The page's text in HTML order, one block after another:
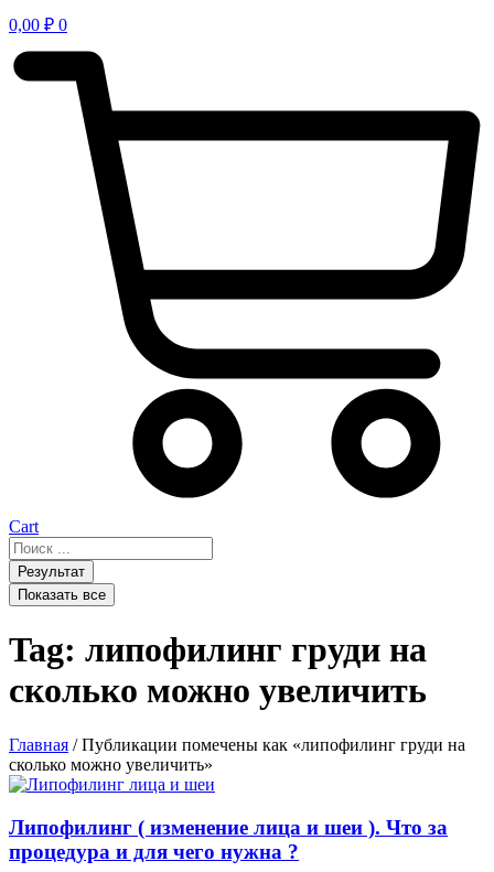
0,00 ₽ 0
Cart
Search
...Результат
Показать все
Tag: липофилинг груди на
сколько можно увеличить
Главная / Публикации помечены как «липофилинг груди на
сколько можно увеличить»
Липофилинг ( изменение лица и шеи ). Что за
процедура и для чего нужна ?